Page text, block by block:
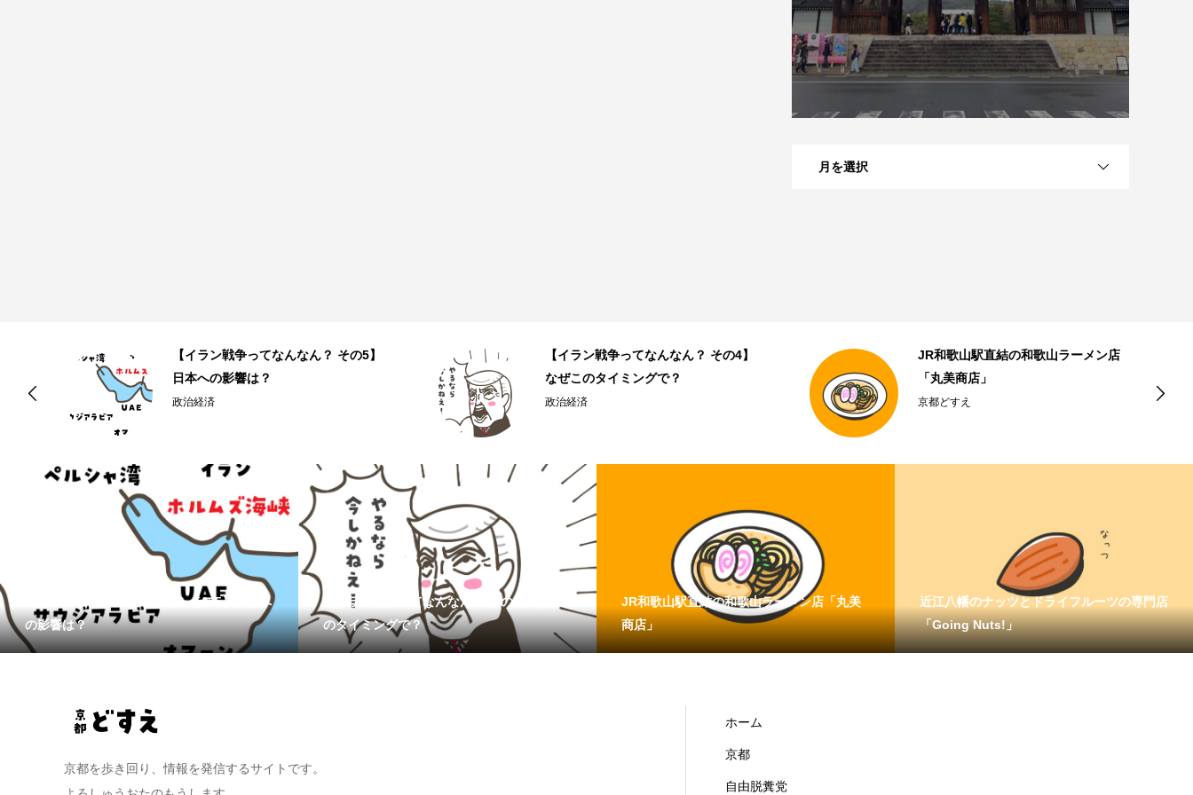
月を選択
【イラン戦争ってなんなん？ その4】
なぜこのタイミングで？
政治経済
JR和歌山駅直結の和歌山ラーメン店
「丸美商店」
京都どすえ
近江八幡のナッツとドライフルーツの
専門店「Going Nuts!」
京都どすえ
【イラン戦争ってなんなん？ その5】日本へ
の影響は？
【イラン戦争ってなんなん？ その4】なぜこ
のタイミングで？
JR和歌山駅直結の和歌山ラーメン店「丸美
商店」
近江八幡のナッツとドライフルーツの専門店
「Going Nuts!」
京都を歩き回り、情報を発信するサイトです。
ホーム
京都
自由脱糞党